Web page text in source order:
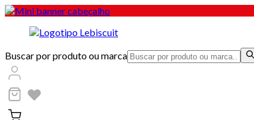
Buscar por produto ou marca